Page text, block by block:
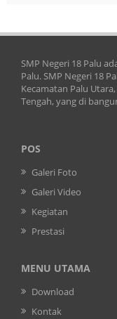
SMP Negeri 18 Palu
Palu. SMP Negeri 18
Kecamatan Palu
Tengah, yang di
POS
Galeri Foto
Galeri Video
Kegiatan
Prestasi
MENU UTAMA
Download
Kontak